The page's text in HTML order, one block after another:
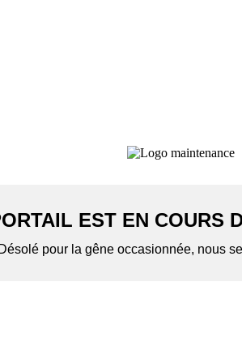
EST EN COURS
pour la gêne occasionnée, nous